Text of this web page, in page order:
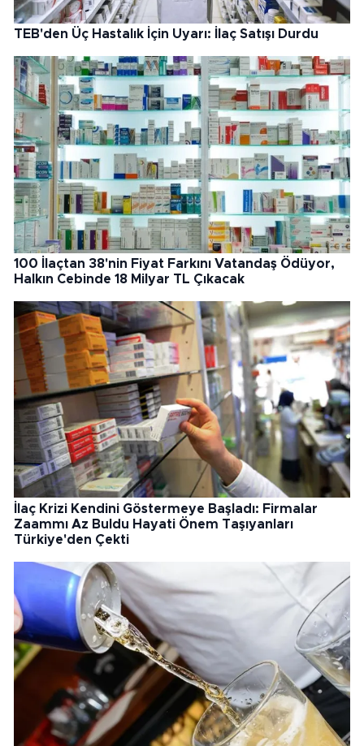
TEB'den Üç Hastalık İçin Uyarı: İlaç Satışı Durdu
100 İlaçtan 38'nin Fiyat Farkını Vatandaş Ödüyor,
Halkın Cebinde 18 Milyar TL Çıkacak
İlaç Krizi Kendini Göstermeye Başladı: Firmalar
Zaammı Az Buldu Hayati Önem Taşıyanları
Türkiye'den Çekti